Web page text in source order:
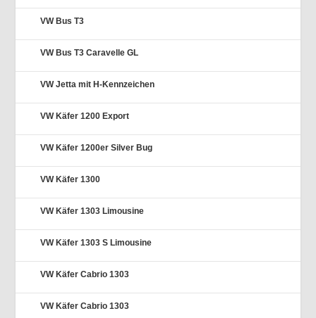
VW Bus T3
VW Bus T3 Caravelle GL
VW Jetta mit H-Kennzeichen
VW Käfer 1200 Export
VW Käfer 1200er Silver Bug
VW Käfer 1300
VW Käfer 1303 Limousine
VW Käfer 1303 S Limousine
VW Käfer Cabrio 1303
VW Käfer Cabrio 1303